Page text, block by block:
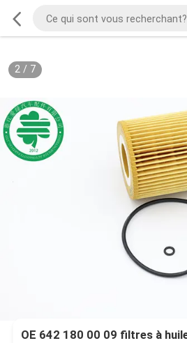
2/ 7
OE 642 180 00 09 filtres à